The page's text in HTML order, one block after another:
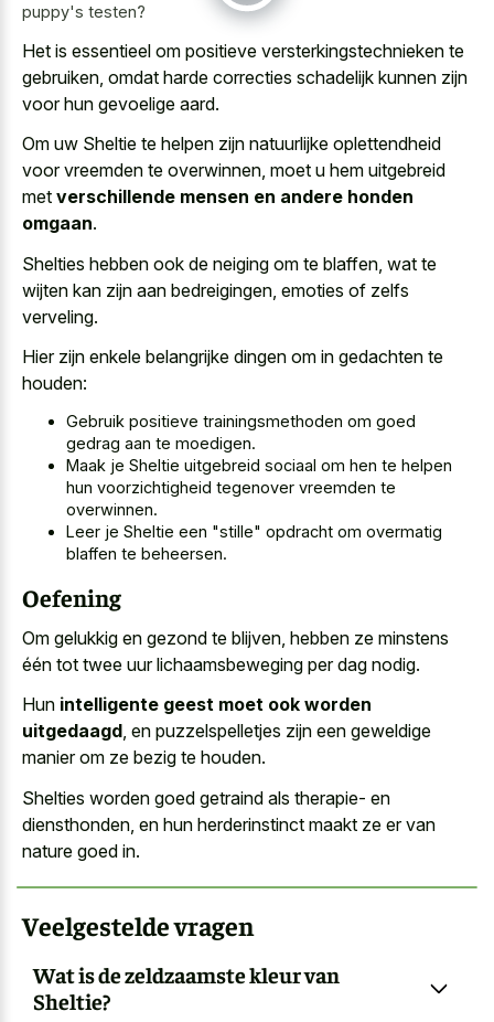
puppy's testen?
Het is essentieel om positieve versterkingstechnieken te
gebruiken, omdat harde correcties schadelijk kunnen zijn
voor hun gevoelige aard.
Om uw Sheltie te helpen zijn natuurlijke oplettendheid
voor vreemden te overwinnen, moet u hem uitgebreid
met verschillende mensen en andere honden
omgaan.
Shelties hebben ook de neiging om te blaffen, wat te
wijten kan zijn aan bedreigingen, emoties of zelfs
verveling.
Hier zijn enkele belangrijke dingen om in gedachten te
houden:
Gebruik positieve trainingsmethoden om goed
gedrag aan te moedigen.
Maak je Sheltie uitgebreid sociaal om hen te helpen
hun voorzichtigheid tegenover vreemden te
overwinnen.
Leer je Sheltie een "stille" opdracht om overmatig
blaffen te beheersen.
Oefening
Om gelukkig en gezond te blijven, hebben ze minstens
één tot twee uur lichaamsbeweging per dag nodig.
Hun intelligente geest moet ook worden
uitgedaagd, en puzzelspelletjes zijn een geweldige
manier om ze bezig te houden.
Shelties worden goed getraind als therapie- en
diensthonden, en hun herderinstinct maakt ze er van
nature goed in.
Veelgestelde vragen
Wat is de zeldzaamste kleur van
Sheltie?